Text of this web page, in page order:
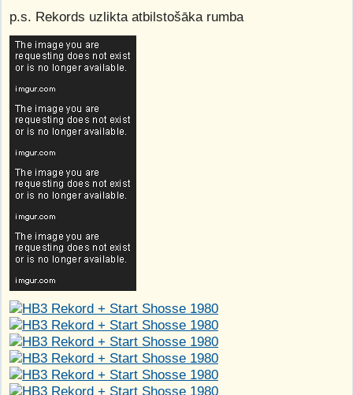
p.s. Rekords uzlikta atbilstošāka rumba